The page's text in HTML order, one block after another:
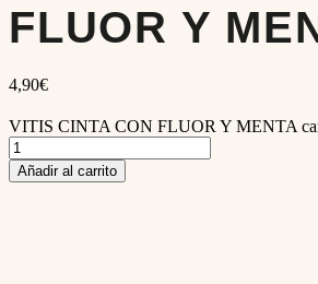
FLUOR Y
4,90€
VITIS CINTA CON FLUOR Y MENTA
Añadir al carrito